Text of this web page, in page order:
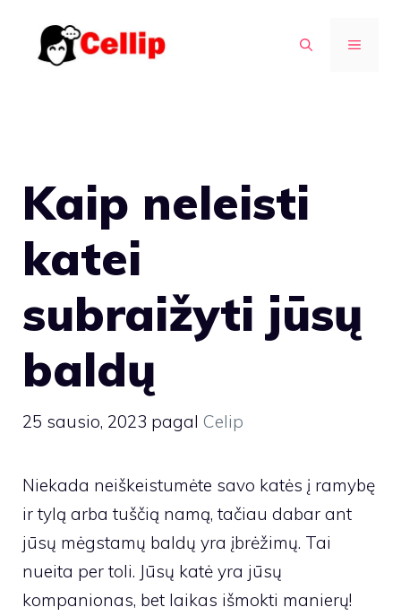
turinio
MENIU
Kaip neleisti
katei
subraižyti jūsų
baldų
25 sausio, 2023 pagal Celip
Niekada neiškeistumėte savo katės į ramybę
ir tylą arba tuščią namą, tačiau dabar ant
jūsų mėgstamų baldų yra įbrėžimų. Tai
nueita per toli. Jūsų katė yra jūsų
kompanionas, bet laikas išmokti manierų!